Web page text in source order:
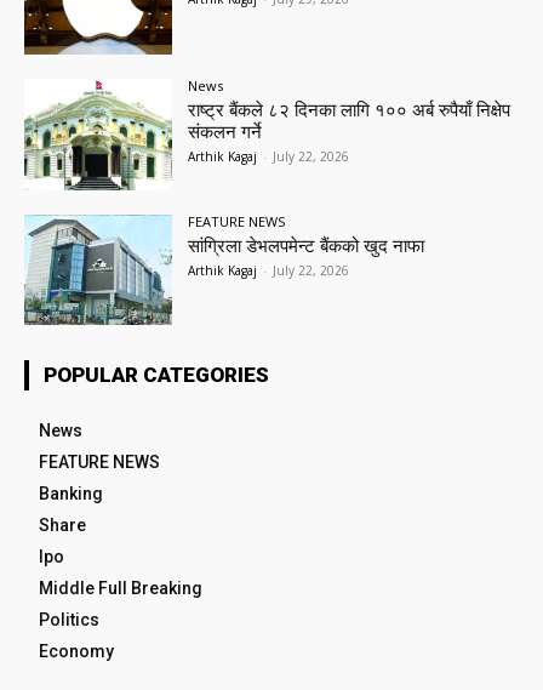
News
राष्ट्र बैंकले ८२ दिनका लागि १०० अर्ब रुपैयाँ निक्षेप
संकलन गर्ने
Arthik Kagaj - July 22, 2026
FEATURE NEWS
सांग्रिला डेभलपमेन्ट बैंकको खुद नाफा
Arthik Kagaj - July 22, 2026
POPULAR CATEGORIES
News
FEATURE NEWS
Banking
Share
Ipo
Middle Full Breaking
Politics
Economy